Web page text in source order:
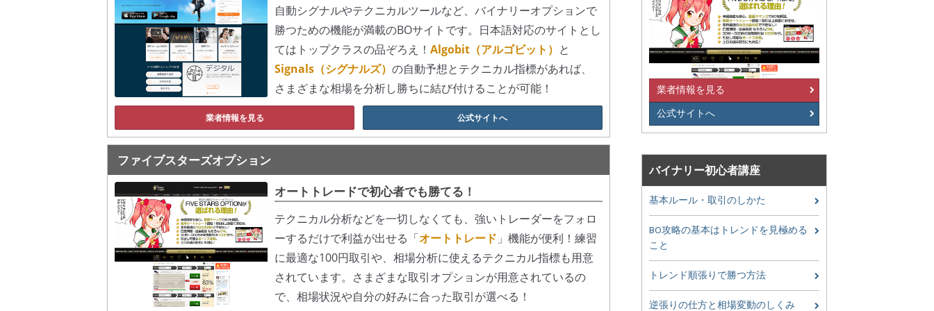
自動シグナルやテクニカルツールなど、バイナリーオプションで
勝つための機能が満載のBOサイトです。日本語対応のサイトとし
てはトップクラスの品ぞろえ！ Algobit（アルゴビット） と
Signals（シグナルズ） の自動予想とテクニカル指標があれば、
さまざまな相場を分析し勝ちに結び付けることが可能！
業者情報を見る 公式サイトへ
ファイブスターズオプション
オートトレードで初心者でも勝てる！
テクニカル分析などを一切しなくても、強いトレーダーをフォロ
ーするだけで利益が出せる「オートトレード 」機能が便利！練習
に最適な100円取引や、相場分析に使えるテクニカル指標も用意
されています。さまざまな取引オプションが用意されているの
で、相場状況や自分の好みに合った取引が選べる！
業者情報を見る
公式サイトへ
バイナリー初心者講座
基本ルール・取引のしかた
BO攻略の基本はトレンドを見極める
こと
トレンド順張りで勝つ方法
逆張りの仕方と相場変動のしくみ